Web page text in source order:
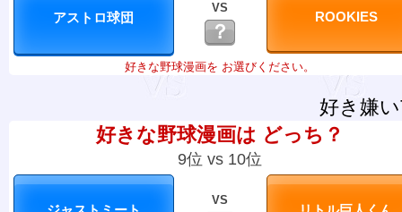
VS
？
好きな野球漫画を お選びください。
好き嫌
好きな野球漫画は どっち？
9位 vs 10位
VS